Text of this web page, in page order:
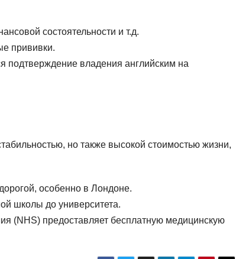
состоятельности и т.д.
прививки.
подтверждение владения английским на
но также высокой стоимостью жизни,
особенно в Лондоне.
школы до университета.
(NHS) предоставляет бесплатную медицинскую